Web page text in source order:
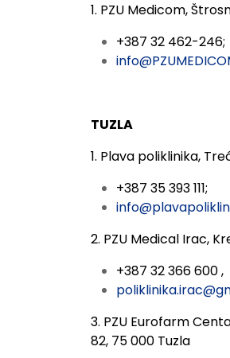
1. PZU Medicom,
+387 32 462-246;
TUZLA
1. Plava poliklinika,
+387 35 393 111;
2. PZU Medical Irac,
+387 32 366 600 ,
3. PZU Eurofarm
82, 75 000 Tuzla